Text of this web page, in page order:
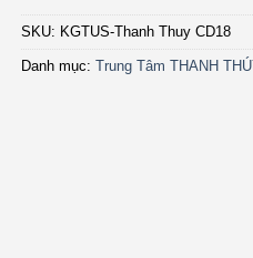
SKU: KGTUS-Thanh Thuy CD18
Danh mục: Trung Tâm THANH